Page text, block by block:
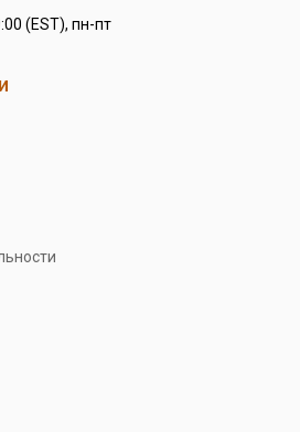
(EST), пн-пт